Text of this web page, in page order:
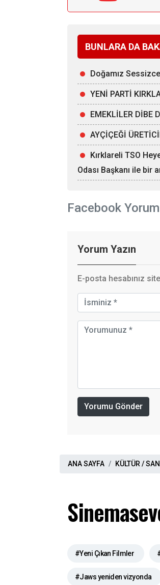
BUNLARA DA
Doğamız
YENİ PARTİ
EMEKLİLER DİBE
AYÇİÇEĞİ
Kırklareli TSO
Odası Başkanı ile bir
Facebook Yorum
Yorum Yazın
E-posta hesabınız
Yorumu Gönder
ANA SAYFA KÜLTÜR /
#Yeni Çıkan Filmler
#Jaws yeniden vizyonda